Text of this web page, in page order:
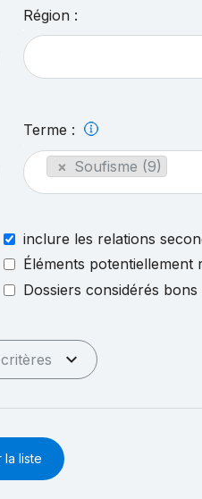
Région :
Terme :
× Soufisme (9)
inclure les relations
Éléments potentiellement
Dossiers considérés
la liste